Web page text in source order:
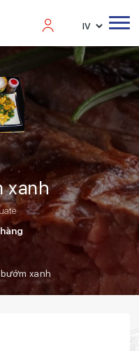
xanh
xanh